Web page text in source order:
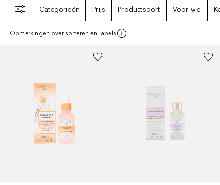
Categorieën
Prijs Productsoort Voor wie
Opmerkingen over sorteren en labels